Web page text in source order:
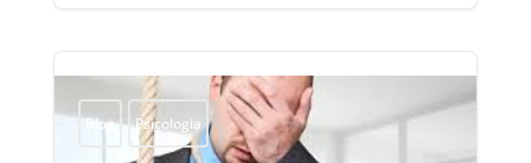
Blog Psicologia